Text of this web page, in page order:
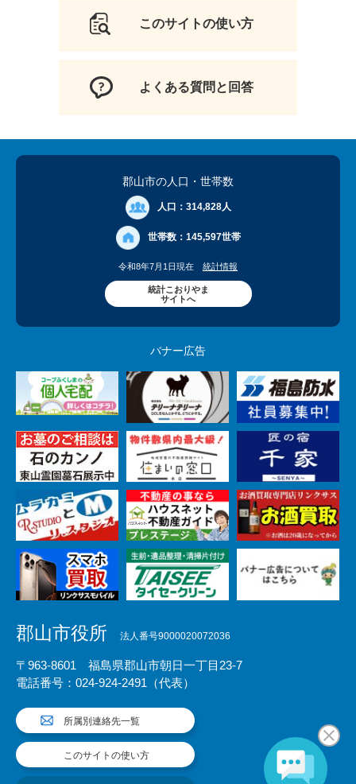
このサイトの使い方
よくある質問と回答
郡山市の人口 ・世帯数
人口： 314,828人
世帯数： 145,597世帯
令和8年7月1日現在 統計情報
統計こおりやま
サイトへ
バナー広告
郡山市役所 法人番号9000020072036
〒963-8601 福島県郡山市朝日一丁目23-7
電話番号：024-924-2491（代表）
所属別連絡先一覧
このサイトの使い方